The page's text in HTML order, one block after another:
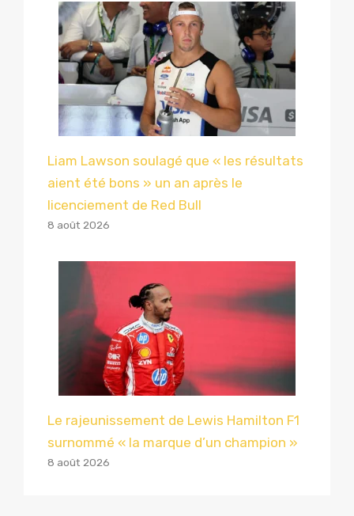
Liam Lawson soulagé que « les résultats
aient été bons » un an après le
licenciement de Red Bull
8 août 2026
Le rajeunissement de Lewis Hamilton F1
surnommé « la marque d’un champion »
8 août 2026